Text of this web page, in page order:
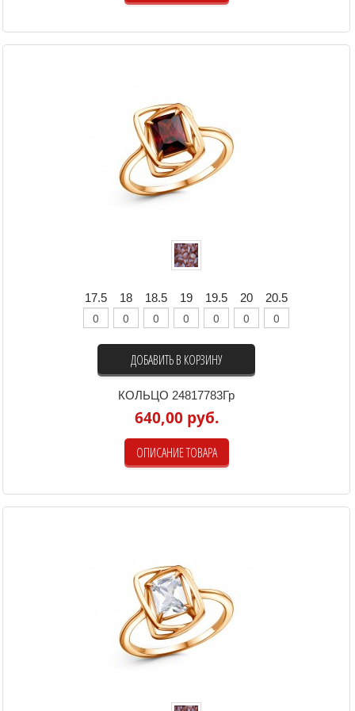
17.5 18 18.5 19 19.5 20 20.5
ДОБАВИТЬ В КОРЗИНУ
КОЛЬЦО 24817783Гр
640,00 руб.
ОПИСАНИЕ ТОВАРА